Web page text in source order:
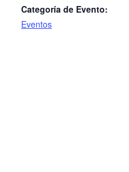
Categoría de Evento:
Eventos